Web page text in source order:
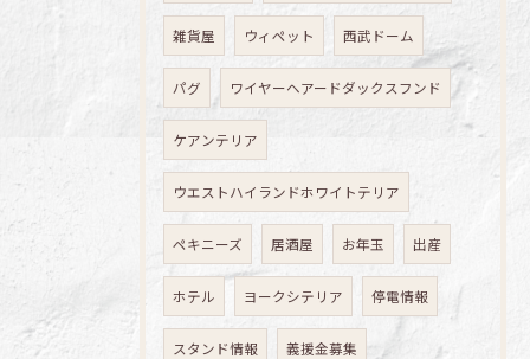
雑貨屋 ウィペット 西武ドーム
パグ ワイヤーヘアードダックスフンド
ケアンテリア
ウエストハイランドホワイトテリア
ペキニーズ 居酒屋 お年玉 出産
ホテル ヨークシテリア 停電情報
スタンド情報 義援金募集